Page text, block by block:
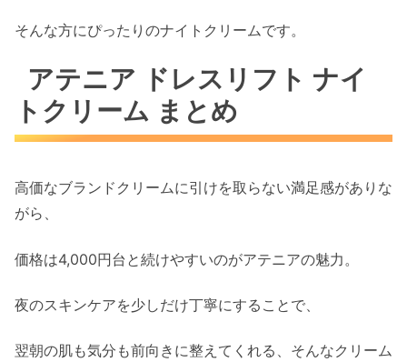
そんな方にぴったりのナイトクリームです。
アテニア ドレスリフト ナイ
トクリーム まとめ
高価なブランドクリームに引けを取らない満足感がありな
がら、
価格は4,000円台と続けやすいのがアテニアの魅力。
夜のスキンケアを少しだけ丁寧にすることで、
翌朝の肌も気分も前向きに整えてくれる、そんなクリーム